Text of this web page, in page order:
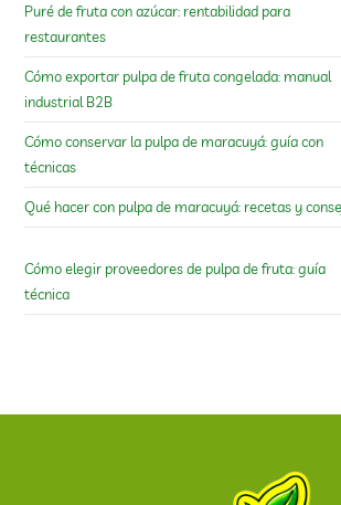
Puré de fruta con azúcar: rentabilidad para
restaurantes
Cómo exportar pulpa de fruta congelada: manual
industrial B2B
Cómo conservar la pulpa de maracuyá: guía con
técnicas
Qué hacer con pulpa de maracuyá: recetas y
Cómo elegir proveedores de pulpa de fruta: guía
técnica